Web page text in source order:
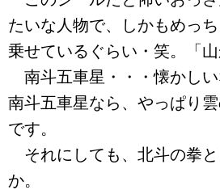
たいな人物で、しかもめっ
乗せているぐらい・笑。「
南斗五車星・・・懐かしい
南斗五車星なら、やっぱり
です。
それにしても、北斗の拳
か。